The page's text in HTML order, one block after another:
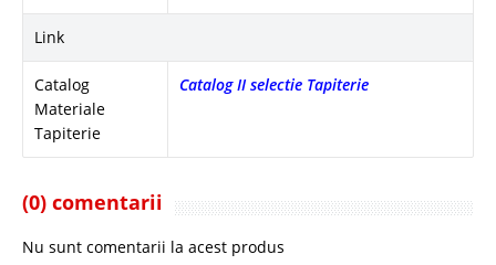
Link
Catalog
Materiale
Tapiterie
Catalog II selectie Tapiterie
(0) comentarii
Nu sunt comentarii la acest produs